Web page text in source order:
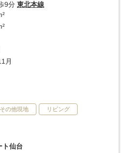
9分 東北本線
月
その他現地 リビング
ト仙台